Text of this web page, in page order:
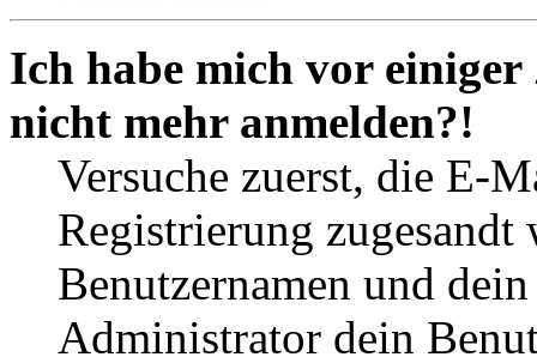
Ich habe mich vor
nicht mehr anmelden?!
Versuche zuerst, die E-
Registrierung
Benutzernamen und
Administrator dein